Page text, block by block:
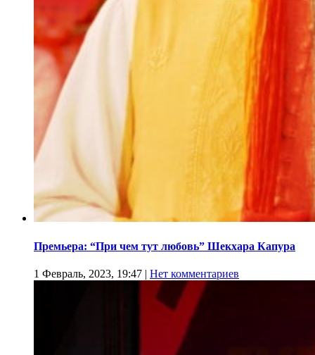
Премьера: “При чем тут любовь” Шекхара Капура
1 Февраль, 2023, 19:47 | Нет комментариев